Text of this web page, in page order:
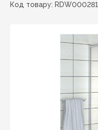
Код товару: RDW000281